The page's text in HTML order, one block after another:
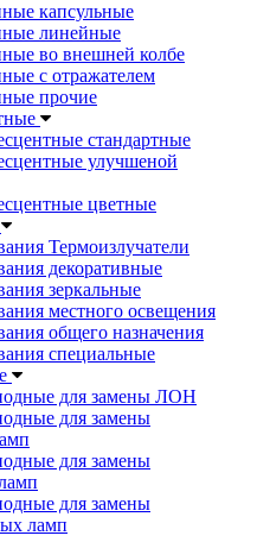
капсульные
линейные
во внешней колбе
с отражателем
прочие
стандартные
улучшеной
цветные
Термоизлучатели
декоративные
зеркальные
местного освещения
общего назначения
специальные
для замены ЛОН
для замены
для замены
для замены
ламп